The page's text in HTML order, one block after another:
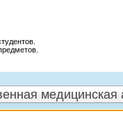
медицинская